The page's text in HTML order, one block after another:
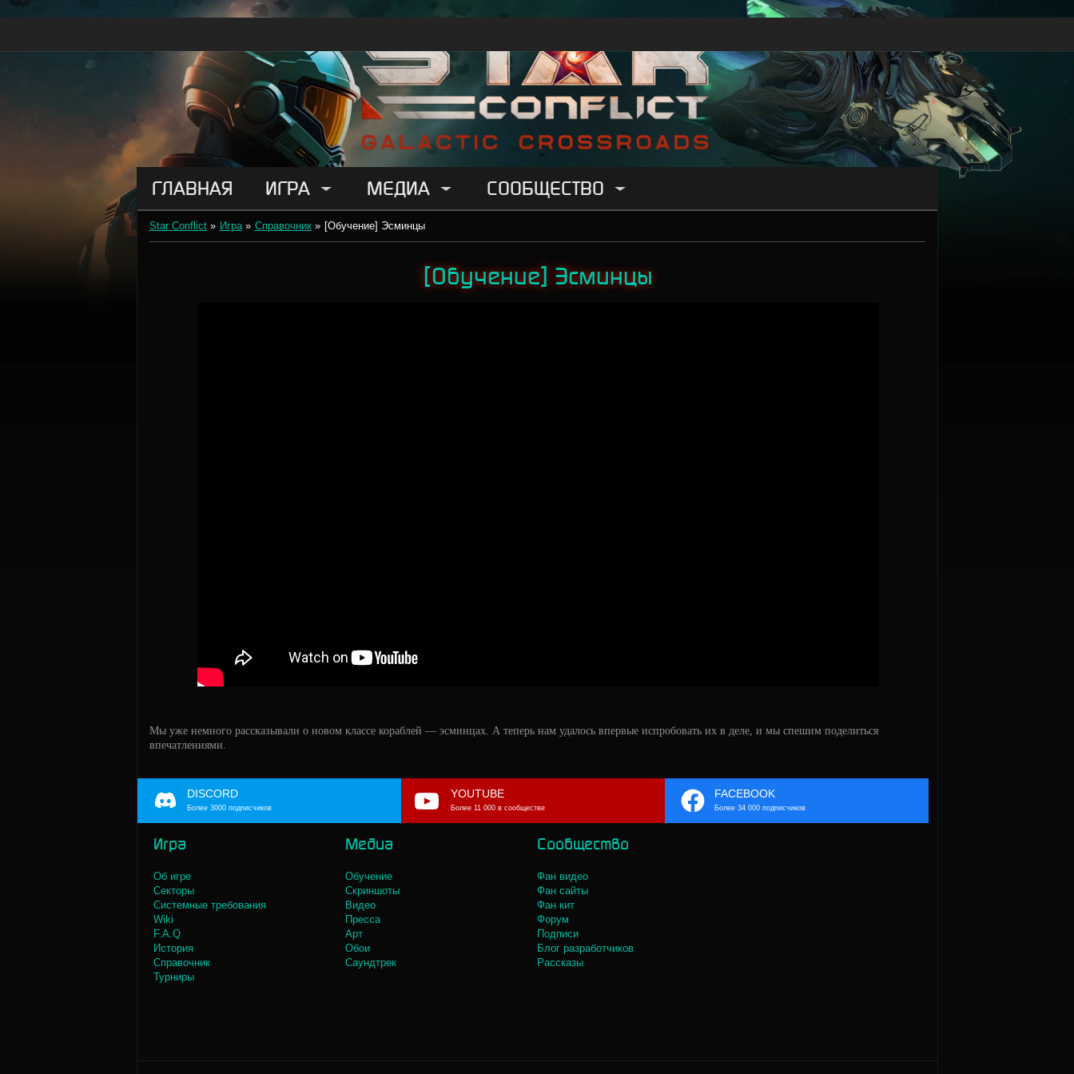
ГЛАВНАЯ ИГРА МЕДИА СООБЩЕСТВО
Star Conflict » Игра » Справочник » [Обучение] Эсминцы
[Обучение] Эсминцы
Мы уже немного рассказывали о новом классе кораблей — эсминцах. А теперь нам удалось впервые испробовать их в деле, и мы спешим поделиться
впечатлениями.
DISCORD
Более 3000 подписчиков
YOUTUBE
Более 11 000 в сообществе
FACEBOOK
Более 34 000 подписчиков
Игра
Об игре
Секторы
Системные требования
Wiki
F.A.Q
История
Справочник
Турниры
Медиа
Обучение
Скриншоты
Видео
Пресса
Арт
Обои
Саундтрек
Сообщество
Фан видео
Фан сайты
Фан кит
Форум
Подписи
Блог разработчиков
Рассказы